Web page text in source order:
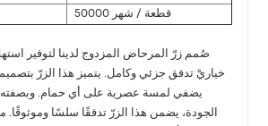
50000 قطعة / شهر
صُمم زرّ المرحاض المزدوج لدينا لتوفير
خياريْ تدفق جزئي وكامل. يتميز هذا الزرّ
يضفي لمسة عصرية على أي حمام. وبصفته
الجودة، يضمن هذا الزرّ تدفقًا سلسًا وموثوقًا.